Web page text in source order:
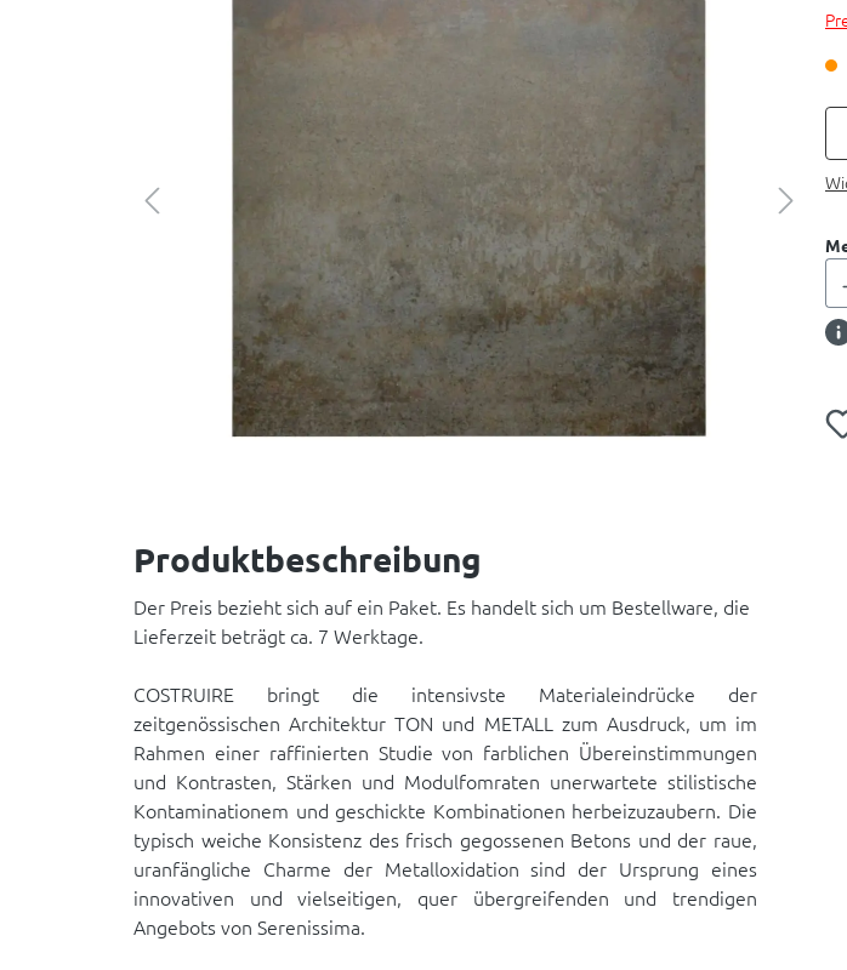
Produktbeschreibung
Der Preis bezieht sich auf ein Paket. Es handelt sich um Bestellware, die
Lieferzeit beträgt ca. 7 Werktage.
COSTRUIRE bringt die intensivste Materialeindrücke der
zeitgenössischen Architektur TON und METALL zum Ausdruck, um im
Rahmen einer raffinierten Studie von farblichen Übereinstimmungen
und Kontrasten, Stärken und Modulfomraten unerwartete stilistische
Kontaminationem und geschickte Kombinationen herbeizuzaubern. Die
typisch weiche Konsistenz des frisch gegossenen Betons und der raue,
uranfängliche Charme der Metalloxidation sind der Ursprung eines
innovativen und vielseitigen, quer übergreifenden und trendigen
Angebots von Serenissima.